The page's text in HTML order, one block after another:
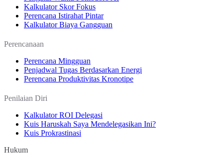
Kalkulator Skor Fokus
Perencana Istirahat Pintar
Kalkulator Biaya Gangguan
Perencanaan
Perencana Mingguan
Penjadwal Tugas Berdasarkan Energi
Perencana Produktivitas Kronotipe
Penilaian Diri
Kalkulator ROI Delegasi
Kuis Haruskah Saya Mendelegasikan Ini?
Kuis Prokrastinasi
Hukum